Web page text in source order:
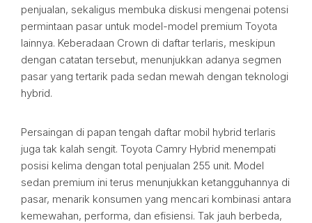
penjualan, sekaligus membuka diskusi mengenai potensi
permintaan pasar untuk model-model premium Toyota
lainnya. Keberadaan Crown di daftar terlaris, meskipun
dengan catatan tersebut, menunjukkan adanya segmen
pasar yang tertarik pada sedan mewah dengan teknologi
hybrid.
Persaingan di papan tengah daftar mobil hybrid terlaris
juga tak kalah sengit. Toyota Camry Hybrid menempati
posisi kelima dengan total penjualan 255 unit. Model
sedan premium ini terus menunjukkan ketangguhannya di
pasar, menarik konsumen yang mencari kombinasi antara
kemewahan, performa, dan efisiensi. Tak jauh berbeda,